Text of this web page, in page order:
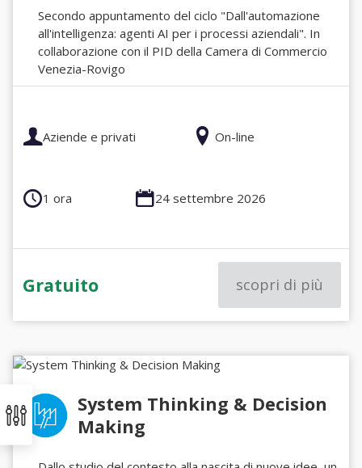
Secondo appuntamento del ciclo "Dall'automazione
all'intelligenza: agenti AI per i processi aziendali". In
collaborazione con il PID della Camera di Commercio
Venezia-Rovigo
Aziende e privati On-line
1 ora 24 settembre 2026
Gratuito scopri di più
System Thinking & Decision
Making